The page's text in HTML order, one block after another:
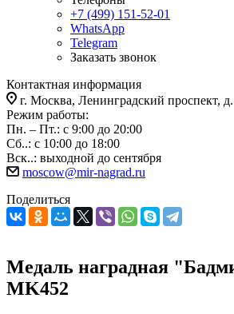
+7 (499) 151-52-01
WhatsApp
Telegram
Заказать звонок
Контактная информация
г. Москва, Ленинградский проспект,
Режим работы:
Пн. – Пт.: с 9:00 до 20:00
Сб..: с 10:00 до 18:00
Вск..: выходной до сентября
moscow@mir-nagrad.ru
Поделиться
Медаль наградная
MK452